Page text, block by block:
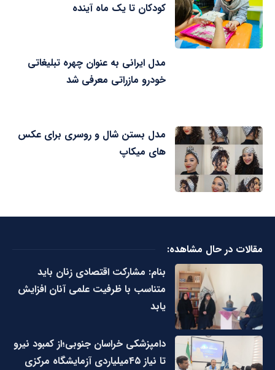
کودکان تا یک ماه آینده
مدل ایرانی به عنوان چهره تبلیغاتی
خودرو مازراتی معرفی شد
مدل بستن شال و روسری برای عکس
های میکاپ
مقالات در حال مشاهده:
بنام: مشارکت اقتصادی زنان باید
متناسب با ظرفیت علمی آنان افزایش
یابد
دامپزشکی خراسان جنوبی؛از کمبود نیرو
تا نیاز ۴۵میلیاردی آزمایشگاه مرکزی